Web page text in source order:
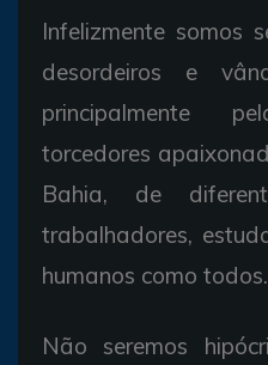
Infelizmente somos
desordeiros e
principalmente
torcedores
Bahia, de
trabalhadores,
humanos como todos.
Não seremos